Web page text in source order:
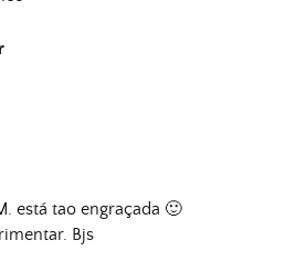
está tao engraçada 🙂
Bjs